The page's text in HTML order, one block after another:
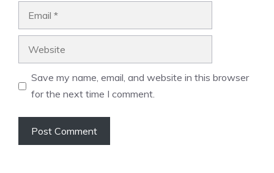
Save my name, email, and website in this browser
for the next time I comment.